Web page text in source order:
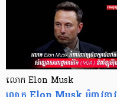
លោក Elon Musk